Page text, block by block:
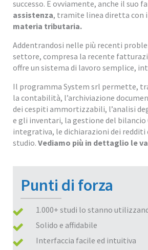
successo. E ovviamente, anche il suo
assistenza, tramite linea diretta con
materia tributaria.
Addentrandosi nelle più recenti
settore, compresa la recente
offre un sistema di lavoro semplice,
Il programma System srl permette,
la contabilità, l’archiviazione
dei cespiti ammortizzabili, l’analisi
e gli inventari, la gestione del bilancio
integrativa, le dichiarazioni dei redditi
studio. Vediamo più in dettaglio le
Punti di forza
1.000+ studi lo stanno
Solido e affidabile
Interfaccia facile ed intuitiva